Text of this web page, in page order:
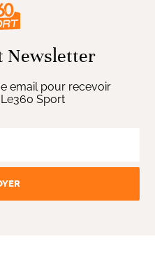
Newsletter
email pour recevoir
Sport